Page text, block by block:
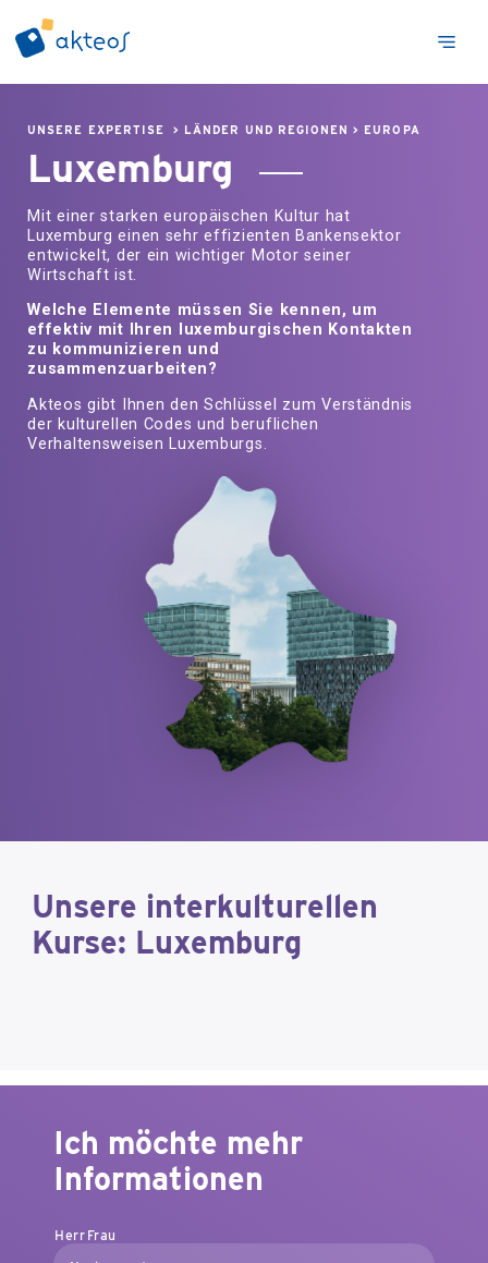
UNSERE EXPERTISE > LÄNDER UND REGIONEN > EUROPA
Luxemburg
Mit einer starken europäischen Kultur hat
Luxemburg einen sehr effizienten Bankensektor
entwickelt, der ein wichtiger Motor seiner
Wirtschaft ist.
Welche Elemente müssen Sie kennen, um
effektiv mit Ihren luxemburgischen Kontakten
zu kommunizieren und
zusammenzuarbeiten?
Akteos gibt Ihnen den Schlüssel zum Verständnis
der kulturellen Codes und beruflichen
Verhaltensweisen Luxemburgs.
Unsere interkulturellen
Kurse: Luxemburg
Ich möchte mehr
Informationen
HerrFrau